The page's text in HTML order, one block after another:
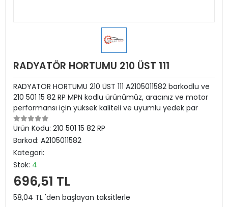
RADYATÖR HORTUMU 210 ÜST 111
RADYATÖR HORTUMU 210 ÜST 111 A2105011582 barkodlu ve
210 501 15 82 RP MPN kodlu ürünümüz, aracınız ve motor
performansı için yüksek kaliteli ve uyumlu yedek par
Ürün Kodu: 210 501 15 82 RP
Barkod: A2105011582
Kategori:
Stok: 4
696,51 TL
58,04 TL 'den başlayan taksitlerle